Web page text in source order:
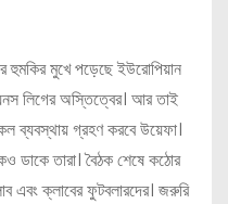
হুমকির মুখে পড়েছে ইউরোপিয়ান
লিগের অস্তিত্বের। আর তাই
ব্যবস্থায় গ্রহণ করবে উয়েফা।
ডাকে তারা। বৈঠক শেষে কঠোর
এবং ক্লাবের ফুটবলারদের। জরুরি